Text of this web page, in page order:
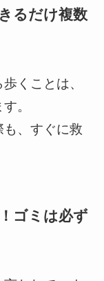
るだけ複数
くことは、
。
、すぐに救
ゴミは必ず